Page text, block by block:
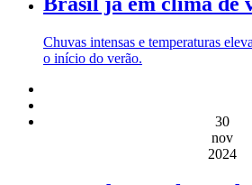
Chuvas intensas e temperaturas
o início do verão.
30
nov
2024